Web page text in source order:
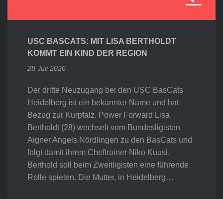
USC BASCATS: MIT LISA BERTHOLDT
KOMMT EIN KIND DER REGION
28 Juli 2026
Der dritte Neuzugang bei den USC BasCats
Heidelberg ist ein bekannter Name und hat
Bezug zur Kurpfalz. Power Forward Lisa
Bertholdt (28) wechselt vom Bundesligisten
Aigner Angels Nördlingen zu den BasCats und
folgt damit ihrem Cheftrainer Niko Kuusi.
Berthold soll beim Zweitligisten eine führende
Rolle spielen. Die Mutter, in Heidelberg…